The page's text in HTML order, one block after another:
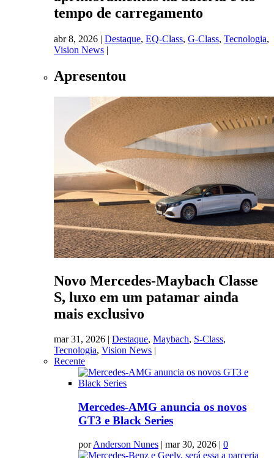
tempo de carregamento
abr 8, 2026 | Destaque, EQ-Class, G-Class, Tecnologia,
Vision News |
Apresentou
Novo Mercedes-Maybach Classe
S, luxo em um patamar ainda
mais exclusivo
mar 31, 2026 | Destaque, Maybach, S-Class,
Tecnologia, Vision News |
Recente
Mercedes-AMG anuncia os novos
GT3 e Black Series
porAnderson Nunes | mar 30, 2026 | 0